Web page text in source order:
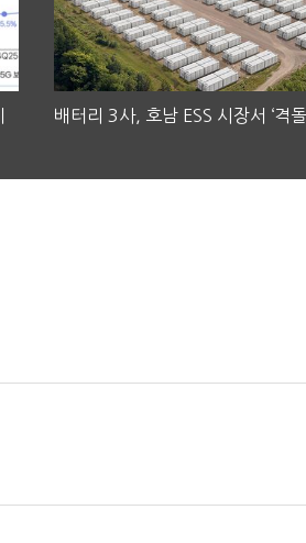
배터리 3사, 호남 ESS 시장서 ‘격돌